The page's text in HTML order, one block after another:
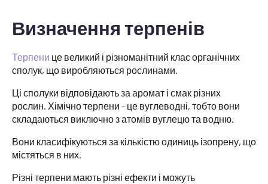
Визначення терпенів
Терпени це великий і різноманітний клас органічних
сполук, що виробляються рослинами.
Ці сполуки відповідають за аромат і смак різних
рослин. Хімічно терпени - це вуглеводні, тобто вони
складаються виключно з атомів вуглецю та водню.
Вони класифікуються за кількістю одиниць ізопрену, що
містяться в них.
Різні терпени мають різні ефекти і можуть